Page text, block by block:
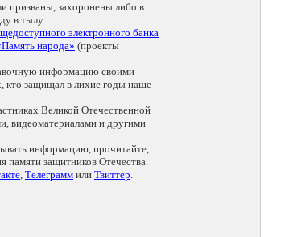
призваны, захоронены либо в
в тылу.
электронного банка
народа» (проекты
информацию своими
кто защищал в лихие годы наше
Великой Отечественной
видеоматериалами и другими
информацию, прочитайте,
памяти защитников Отечества.
, Телеграмм или Твиттер.